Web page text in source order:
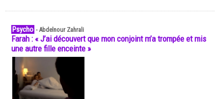
Psycho -Abdelnour Zahrali
Farah : « J’ai découvert que mon conjoint m’a trompée et mis
une autre fille enceinte »